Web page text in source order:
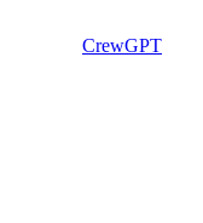
CrewGPT